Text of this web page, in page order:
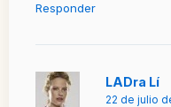
Responder
LADra Lí
22 de julio